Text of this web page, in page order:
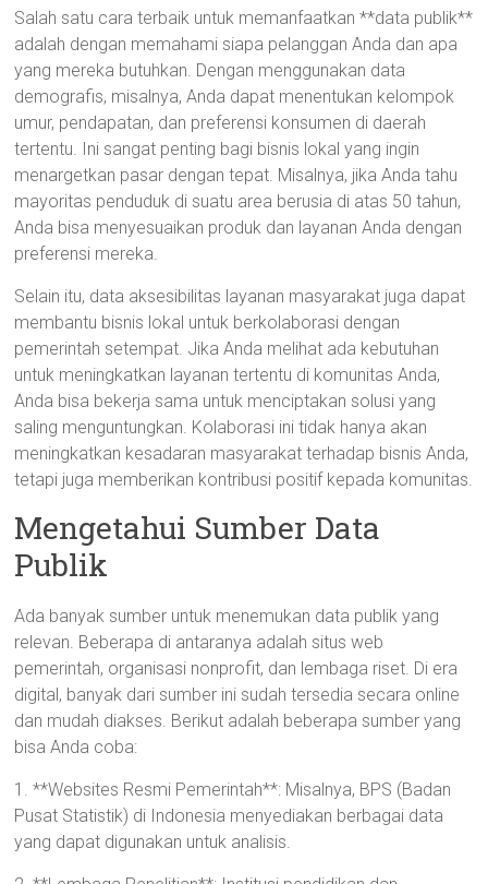
Salah satu cara terbaik untuk memanfaatkan **data publik**
adalah dengan memahami siapa pelanggan Anda dan apa
yang mereka butuhkan. Dengan menggunakan data
demografis, misalnya, Anda dapat menentukan kelompok
umur, pendapatan, dan preferensi konsumen di daerah
tertentu. Ini sangat penting bagi bisnis lokal yang ingin
menargetkan pasar dengan tepat. Misalnya, jika Anda tahu
mayoritas penduduk di suatu area berusia di atas 50 tahun,
Anda bisa menyesuaikan produk dan layanan Anda dengan
preferensi mereka.
Selain itu, data aksesibilitas layanan masyarakat juga dapat
membantu bisnis lokal untuk berkolaborasi dengan
pemerintah setempat. Jika Anda melihat ada kebutuhan
untuk meningkatkan layanan tertentu di komunitas Anda,
Anda bisa bekerja sama untuk menciptakan solusi yang
saling menguntungkan. Kolaborasi ini tidak hanya akan
meningkatkan kesadaran masyarakat terhadap bisnis Anda,
tetapi juga memberikan kontribusi positif kepada komunitas.
Mengetahui Sumber Data
Publik
Ada banyak sumber untuk menemukan data publik yang
relevan. Beberapa di antaranya adalah situs web
pemerintah, organisasi nonprofit, dan lembaga riset. Di era
digital, banyak dari sumber ini sudah tersedia secara online
dan mudah diakses. Berikut adalah beberapa sumber yang
bisa Anda coba:
1. **Websites Resmi Pemerintah**: Misalnya, BPS (Badan
Pusat Statistik) di Indonesia menyediakan berbagai data
yang dapat digunakan untuk analisis.